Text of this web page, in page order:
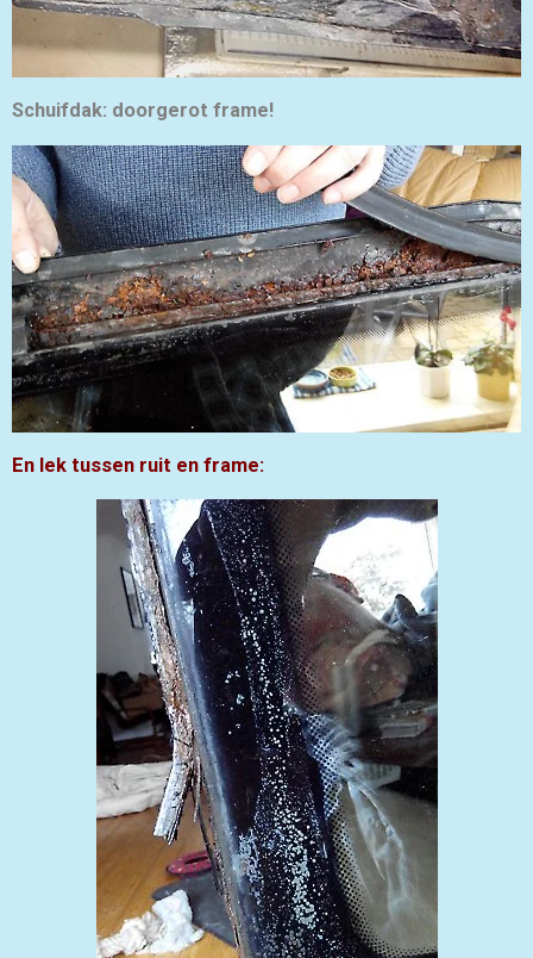
Schuifdak: doorgerot frame!
En lek tussen ruit en frame: